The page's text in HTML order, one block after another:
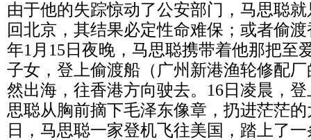
由于他的失踪惊动了公安部门，马思聪
回北京，其结果必定性命难保；或者偷
年1月15日夜晚，马思聪携带着他那把至
子女，登上偷渡船（广州新港渔轮修配
然出海，往香港方向驶去。16日凌晨，
思聪从胸前摘下毛泽东像章，扔进茫茫的
日，马思聪一家登机飞往美国，踏上了